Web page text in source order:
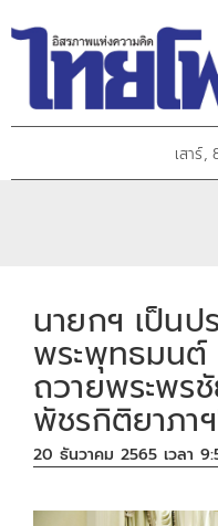
เสาร์
นายกฯ เป็นป
พระพุทธมนต์
ถวายพระพร
พัชรกิติยาภา
20 ธันวาคม 2565 เวลา